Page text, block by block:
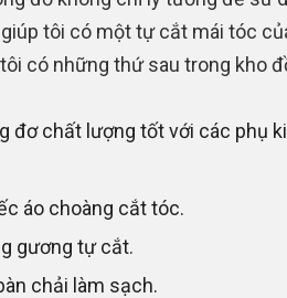
tôi có một tự cắt mái tóc
có những thứ sau trong kho
đơ chất lượng tốt với các phụ
áo choàng cắt tóc.
gương tự cắt.
chải làm sạch.